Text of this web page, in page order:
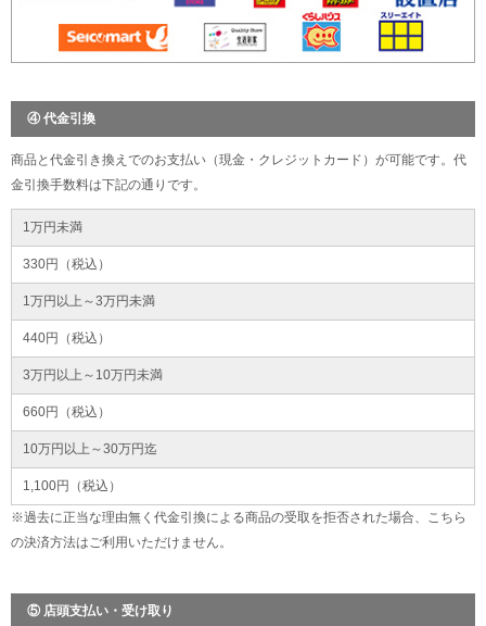
④ 代金引換
商品と代金引き換えでのお支払い（現金・クレジットカード）が可能です。代
金引換手数料は下記の通りです。
1万円未満
330円（税込）
1万円以上～3万円未満
440円（税込）
3万円以上～10万円未満
660円（税込）
10万円以上～30万円迄
1,100円（税込）
※過去に正当な理由無く代金引換による商品の受取を拒否された場合、こちら
の決済方法はご利用いただけません。
⑤ 店頭支払い・受け取り